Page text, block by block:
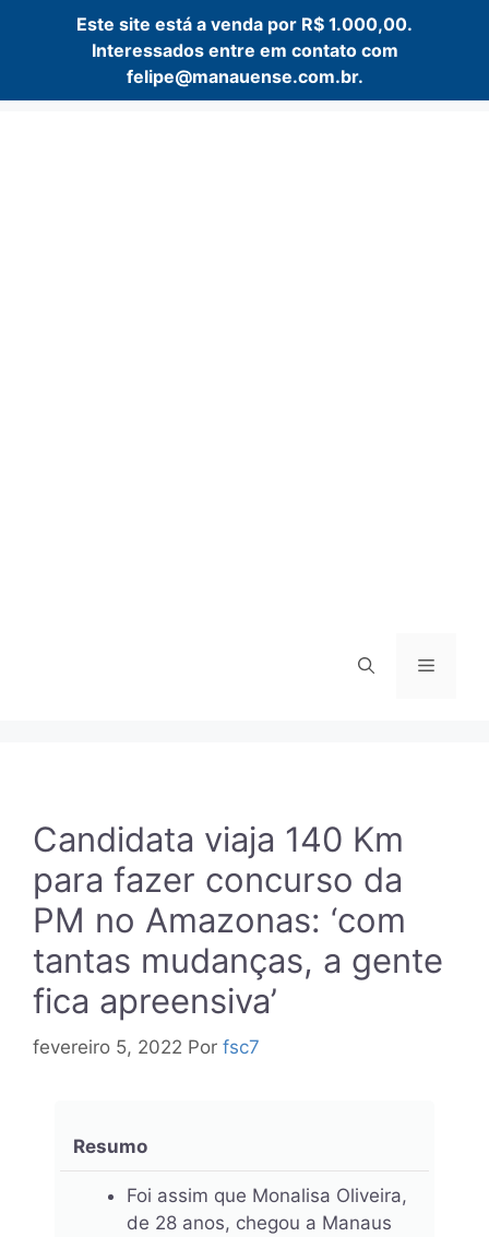
Este site está a venda por R$ 1.000,00.
Interessados entre em contato com
felipe@manauense.com.br.
Menu
Candidata viaja 140 Km
para fazer concurso da
PM no Amazonas: ‘com
tantas mudanças, a gente
fica apreensiva’
fevereiro 5, 2022 Por fsc7
Resumo
Foi assim que Monalisa Oliveira,
de 28 anos, chegou a Manaus